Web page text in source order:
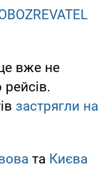
вже не
застрягли на
та Києва